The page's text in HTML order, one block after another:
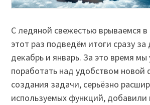
С ледяной свежестью врываемся
этот раз подведём итоги сразу за
декабрь и январь. За это время мы
поработать над удобством новой
создания задачи, серьёзно
используемых функций, добавили